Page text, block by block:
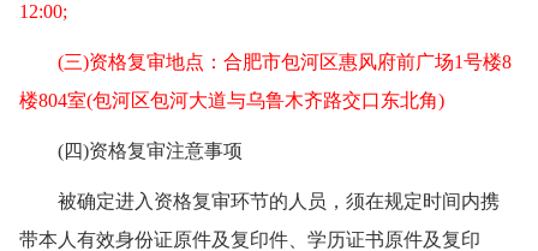
12:00;
(三)资格复审地点：合肥市包河区惠风府前广场1号楼8
楼804室(包河区包河大道与乌鲁木齐路交口东北角)
(四)资格复审注意事项
被确定进入资格复审环节的人员，须在规定时间内携
带本人有效身份证原件及复印件、学历证书原件及复印